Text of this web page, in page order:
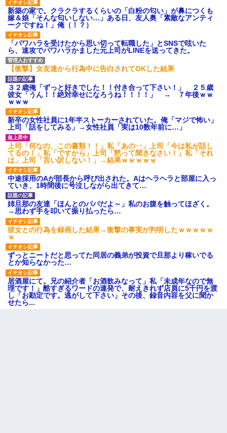
新築の家で。クラクラするくらいの「白粉の匂い」が鼻につくも
嫁＆娘「そんな匂いしない…」ある日、友人奥「素敵なアンティ
ークですね！」俺（！？）
「パワハラを受けたから思い切って転職した」とSNSで呟いた
ら、速攻でパワハラかました元上司がLINEを送ってきた。
【衝撃】女友達から行為中に告白されてOKした結果
３２歳俺「ずっと好きでした！！付き合って下さい！」 ２５歳
彼女「うん！！絶対幸せになろうね！！！！」 → ７年後ｗｗ
ｗｗｗ
新卒の女性社員に1年半ストーカーされていた。俺「マジで怖い」
上司「話をしてみる」→女性社員「実は10数年前に…」
上司「何なの、この書類！！」私「あの‥」上司「今は私が話し
てるの！」私「ですから」上司「黙って聞きなさい！」私「それ
は」上司「言い訳しない！」→結果ｗｗｗｗｗ
中途採用のAが部長から呼び出された。Aはヘラヘラと部屋に入っ
ていき、1時間後に号泣しながら出てきて…
姉旦那の友達「ほんとのパパだよ～」私のお腹を触ってほざく。
→思わず手を叩いて振り払ったら…
彼女との行為を録画した結果→衝撃の事実が判明したｗｗｗｗｗ
ｗ
ずっとニートだと思ってた同居の義弟が投資で旦那より稼いでる
とか知らなかった…
居酒屋にて。兄の紹介者「お酒飲みなって」私「未成年なので無
理です！」酷すぎるワードの連発で、耐えきれず店員に5千円を渡
し「お勘定です。逃がして下さい」その後、録音内容を父に聞か
せたら...